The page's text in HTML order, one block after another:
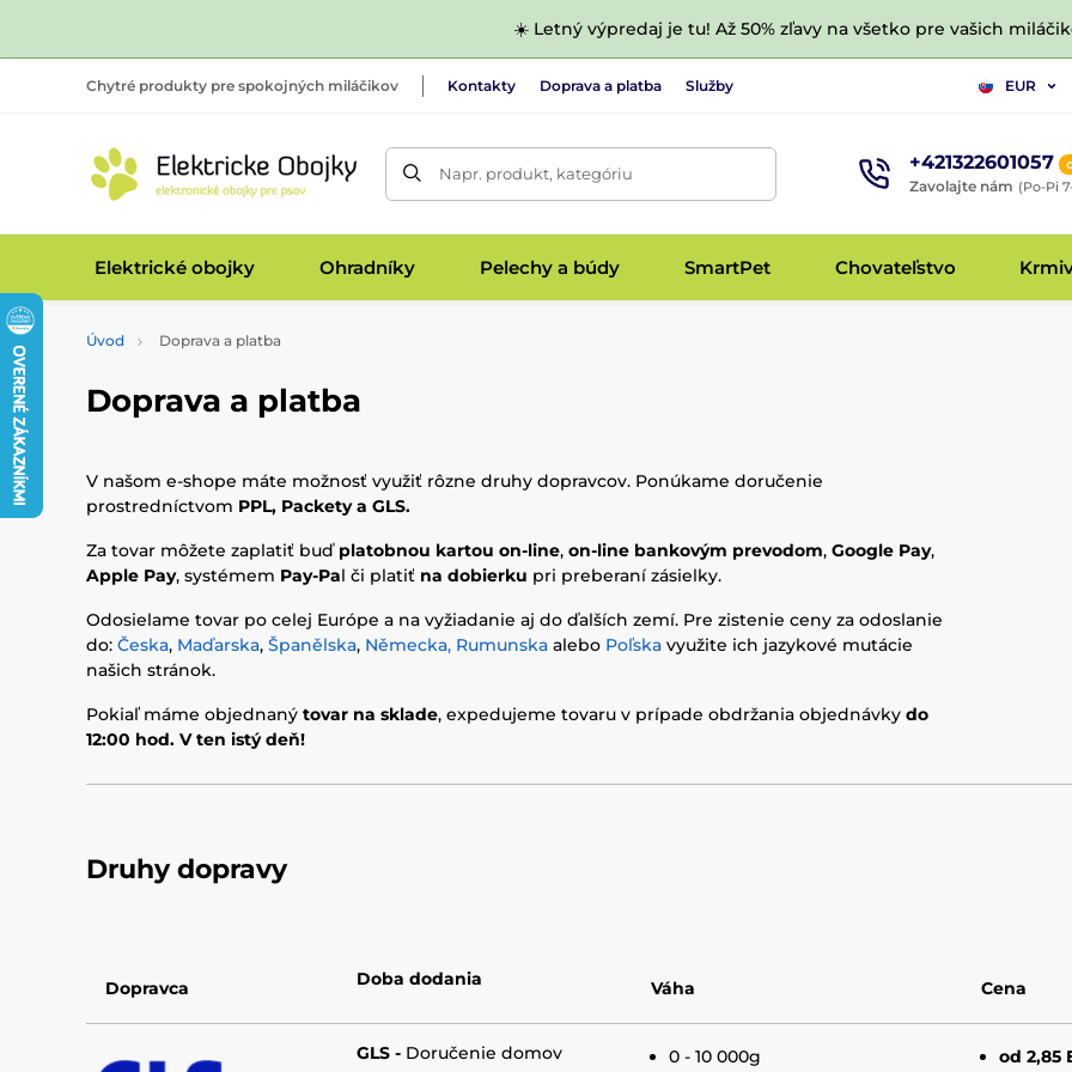
☀️ Letný výpredaj je tu! Až 50% zľavy na všetko pre vašich
Chytré produkty pre spokojných miláčikov Kontakty Doprava a platba Služby EUR
Napr. produkt, kategóriu +421322601057
Zavolajte nám (Po-Pi
Elektrické obojky Ohradníky Pelechy a búdy SmartPet Chovateľstvo
Úvod Doprava a platba
Doprava a platba
V našom e-shope máte možnosť využiť rôzne druhy dopravcov. Ponúkame doručenie
prostredníctvom PPL, Packety a GLS.
Za tovar môžete zaplatiť buď platobnou kartou on-line, on-line bankovým prevodom, Google Pay,
Apple Pay, systémem Pay-Pal či platiť na dobierku pri preberaní zásielky.
Odosielame tovar po celej Európe a na vyžiadanie aj do ďalších zemí. Pre zistenie ceny za odoslanie
do: Česka, Maďarska, Španělska, Německa, Rumunska alebo Poľska využite ich jazykové mutácie
našich stránok.
Pokiaľ máme objednaný tovar na sklade, expedujeme tovaru v prípade obdržania objednávky do
12:00 hod. V ten istý deň!
Druhy dopravy
Dopravca Doba dodania Váha Cena
GLS - Doručenie domov 0 - 10 000g od 2,85